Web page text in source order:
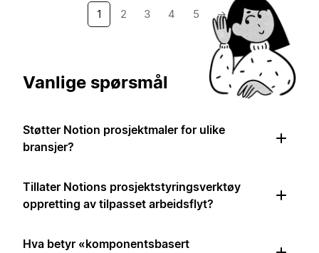
1 2 3 4 5 →
Vanlige spørsmål
Støtter Notion prosjektmaler for ulike
bransjer?
Tillater Notions prosjektstyringsverktøy
oppretting av tilpasset arbeidsflyt?
Hva betyr «komponentsbasert